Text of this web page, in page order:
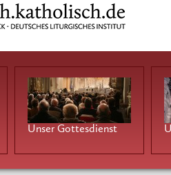
Unser Gottesdienst